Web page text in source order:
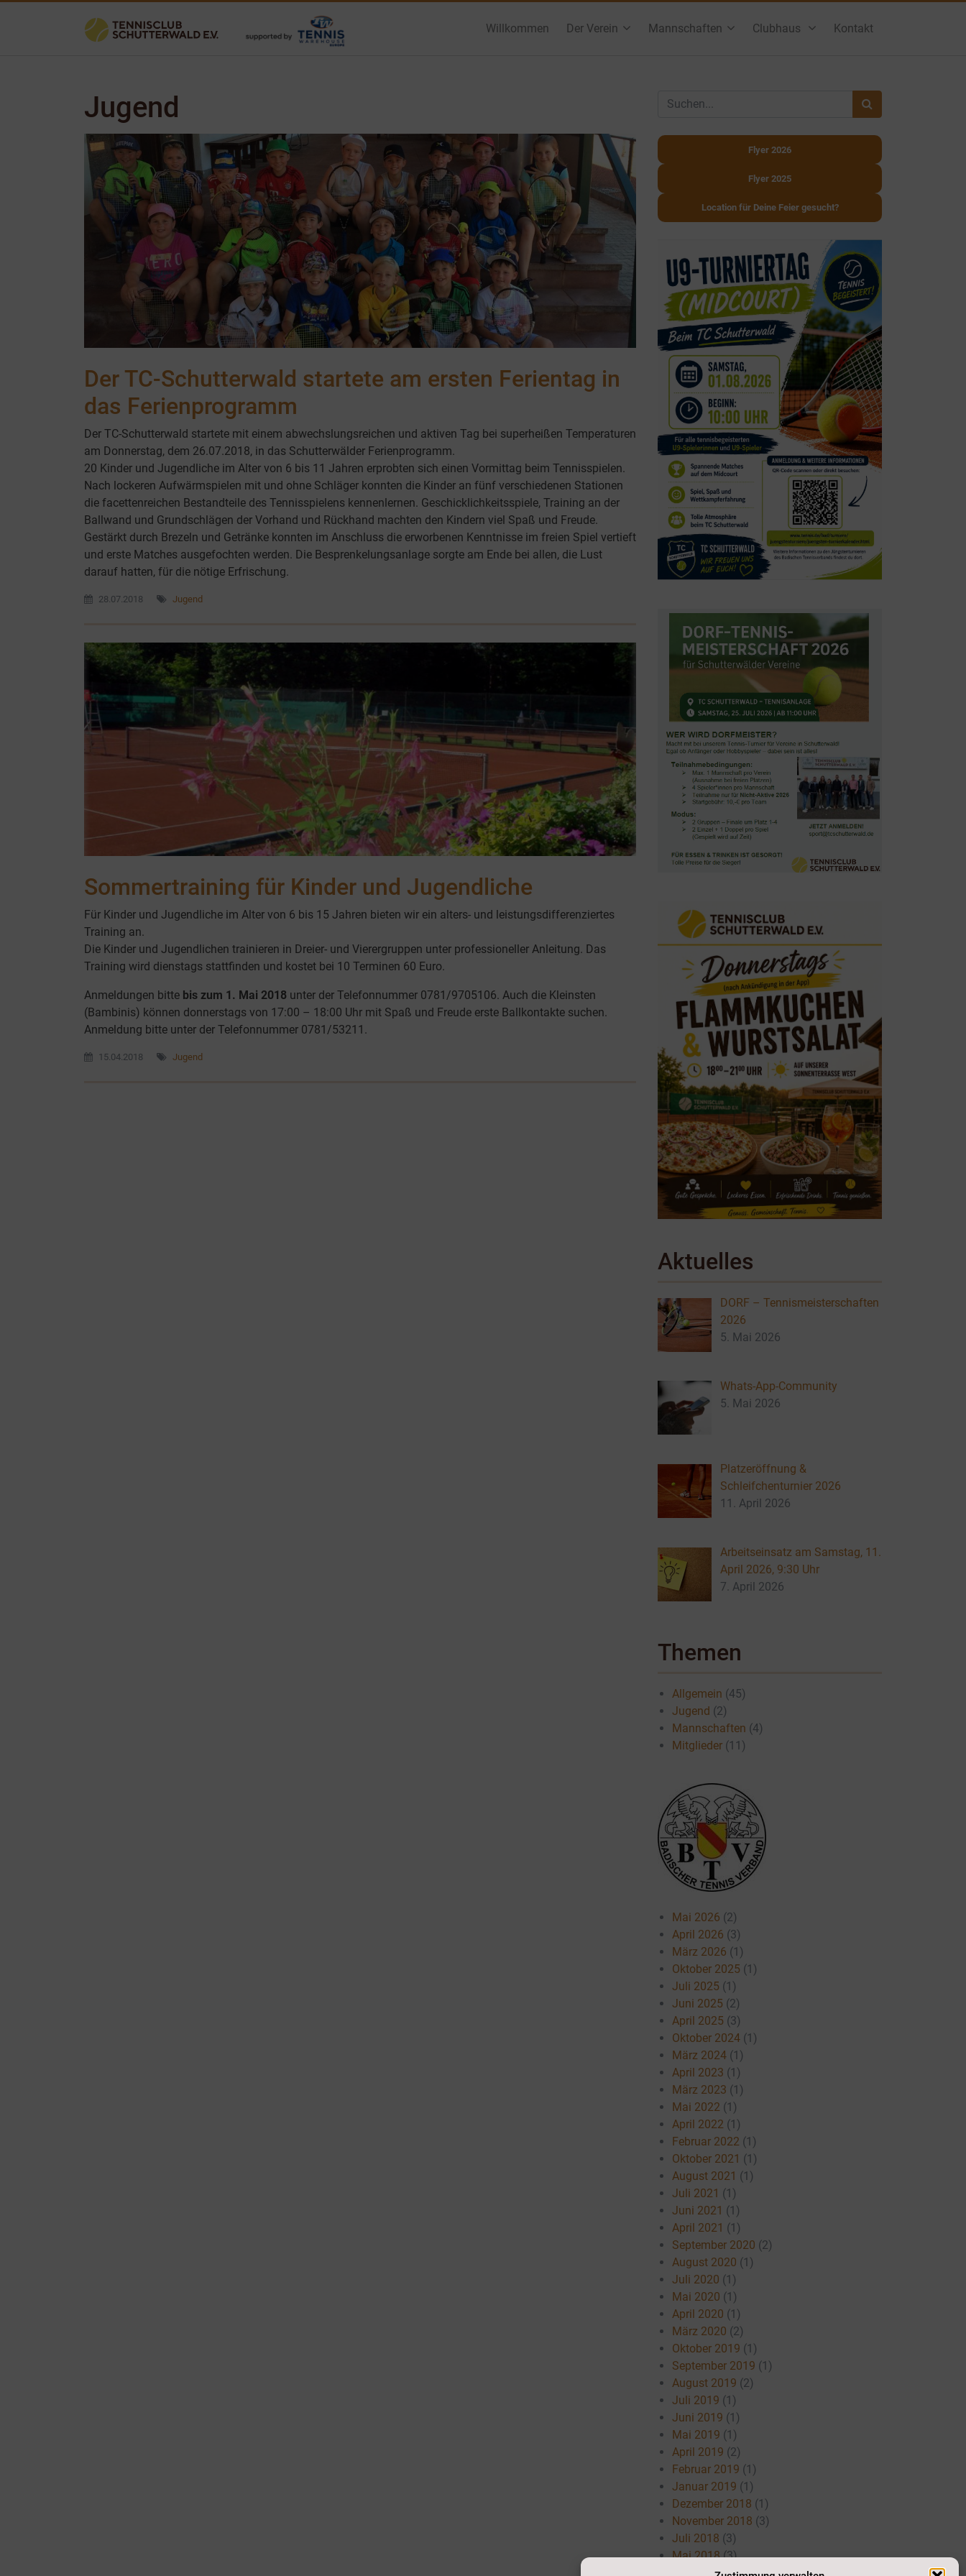
Willkommen Der Verein Mannschaften Clubhaus Kontakt
Jugend
Der TC-Schutterwald startete am ersten Ferientag in
das Ferienprogramm
Der TC-Schutterwald startete mit einem abwechslungsreichen und aktiven Tag bei superheißen Temperaturen
am Donnerstag, dem 26.07.2018, in das Schutterwälder Ferienprogramm.
20 Kinder und Jugendliche im Alter von 6 bis 11 Jahren erprobten sich einen Vormittag beim Tennisspielen.
Nach lockeren Aufwärmspielen mit und ohne Schläger konnten die Kinder an fünf verschiedenen Stationen
die facettenreichen Bestandteile des Tennisspielens kennenlernen. Geschicklichkeitsspiele, Training an der
Ballwand und Grundschlägen der Vorhand und Rückhand machten den Kindern viel Spaß und Freude.
Gestärkt durch Brezeln und Getränke konnten im Anschluss die erworbenen Kenntnisse im freien Spiel vertieft
und erste Matches ausgefochten werden. Die Besprenkelungsanlage sorgte am Ende bei allen, die Lust
darauf hatten, für die nötige Erfrischung.
28.07.2018 Jugend
Sommertraining für Kinder und Jugendliche
Für Kinder und Jugendliche im Alter von 6 bis 15 Jahren bieten wir ein alters- und leistungsdifferenziertes
Training an.
Die Kinder und Jugendlichen trainieren in Dreier- und Vierergruppen unter professioneller Anleitung. Das
Training wird dienstags stattfinden und kostet bei 10 Terminen 60 Euro.
Anmeldungen bitte bis zum 1. Mai 2018 unter der Telefonnummer 0781/9705106. Auch die Kleinsten
(Bambinis) können donnerstags von 17:00 – 18:00 Uhr mit Spaß und Freude erste Ballkontakte suchen.
Anmeldung bitte unter der Telefonnummer 0781/53211.
15.04.2018 Jugend
Flyer 2026
Flyer 2025
Location für Deine Feier gesucht?
Aktuelles
DORF – Tennismeisterschaften
2026
5. Mai 2026
Whats-App-Community
5. Mai 2026
Platzeröffnung &
Schleifchenturnier 2026
11. April 2026
Arbeitseinsatz am Samstag, 11.
April 2026, 9:30 Uhr
7. April 2026
Themen
Allgemein (45)
Jugend (2)
Mannschaften (4)
Mitglieder (11)
Mai 2026 (2)
April 2026 (3)
März 2026 (1)
Oktober 2025 (1)
Juli 2025 (1)
Juni 2025 (2)
April 2025 (3)
Oktober 2024 (1)
März 2024 (1)
April 2023 (1)
März 2023 (1)
Mai 2022 (1)
April 2022 (1)
Februar 2022 (1)
Oktober 2021 (1)
August 2021 (1)
Juli 2021 (1)
Juni 2021 (1)
April 2021 (1)
September 2020 (2)
August 2020 (1)
Juli 2020 (1)
Mai 2020 (1)
April 2020 (1)
März 2020 (2)
Oktober 2019 (1)
September 2019 (1)
August 2019 (2)
Juli 2019 (1)
Juni 2019 (1)
Mai 2019 (1)
April 2019 (2)
Februar 2019 (1)
Januar 2019 (1)
Dezember 2018 (1)
November 2018 (3)
Juli 2018 (3)
Mai 2018(3)
April 2018(3)